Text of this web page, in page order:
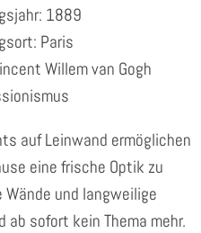
1889
Paris
Willem van Gogh
auf Leinwand ermöglichen
eine frische Optik zu
Wände und langweilige
ab sofort kein Thema mehr.